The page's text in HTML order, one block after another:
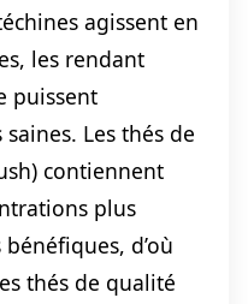
agissent en
les rendant
puissent
Les thés de
contiennent
plus
d’où
thés de qualité